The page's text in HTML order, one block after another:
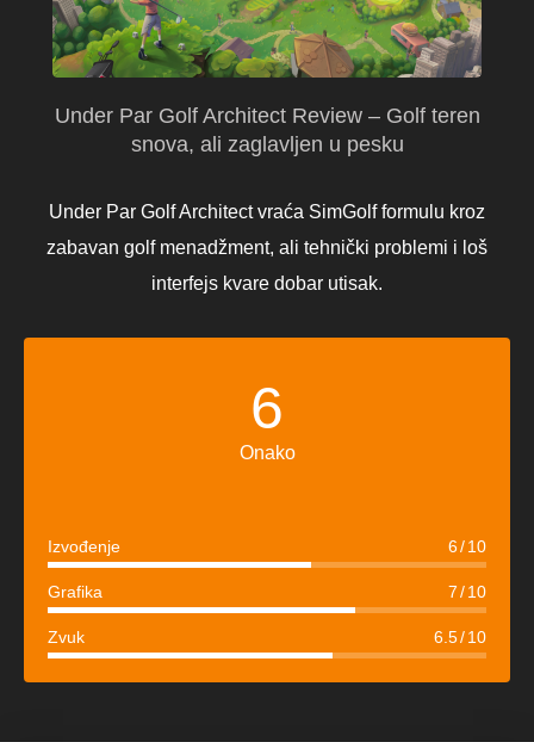
Under Par Golf Architect Review – Golf teren
snova, ali zaglavljen u pesku
Under Par Golf Architect vraća SimGolf formulu kroz
zabavan golf menadžment, ali tehnički problemi i loš
interfejs kvare dobar utisak.
6
Onako
Izvođenje 6 10
Grafika 7 10
Zvuk 6.5 10